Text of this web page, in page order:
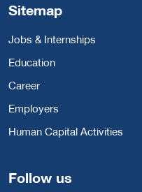
Sitemap
Jobs & Internships
Education
Career
Employers
Human Capital Activities
Follow us